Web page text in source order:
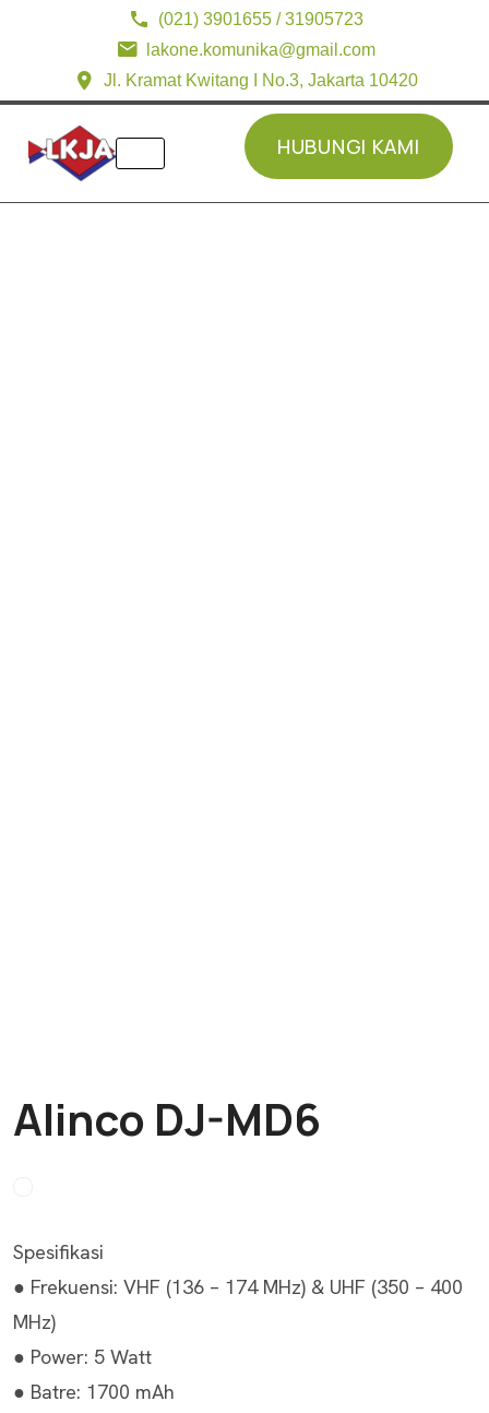
(021) 3901655 / 31905723
lakone.komunika@gmail.com
Jl. Kramat Kwitang I No.3, Jakarta 10420
HUBUNGI KAMI
HUBUNGI KAMI
Alinco DJ-MD6
Spesifikasi
● Frekuensi: VHF (136 – 174 MHz) & UHF (350 – 400
MHz)
● Power: 5 Watt
● Batre: 1700 mAh